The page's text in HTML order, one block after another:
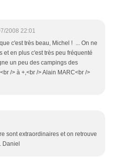
2008 22:01
c'est très beau, Michel ! ... On ne
et en plus c'est très peu fréquenté
un peu des campings des
/> à +,<br /> Alain MARC<br />
sont extraordinaires et on retrouve
Daniel